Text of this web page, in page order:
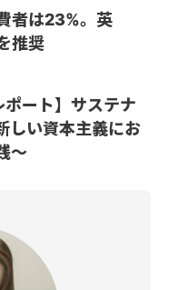
者は23%。英
推奨
ート】サステナ
しい資本主義にお
〜